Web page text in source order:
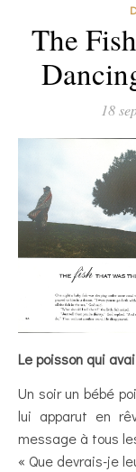
The
18
Le poisson qui
Un soir un bébé
lui apparut en
message à tous
« Que devrais-je